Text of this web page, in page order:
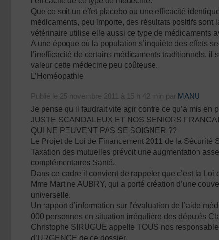
Que ce soit un effet placebo ou une efficacité
médicaments, peu importe, des résultats positifs sont
vétérinaire utilise elle aussi ce type de médicaments
A une époque où la population s’inquiète des effets
l’inefficacité de certains médicaments traditionnels, il
valeur cette médecine peu coûteuse.
L’Homéopathie
Publié le 25 novembre 2011 à 15 h 42 min par MANU
Je pense qu il faudrait vite agir contre ce qu’a mis en
JUSTE SCANDALEUX ET NOS SENIORS
QUI NE PEUVENT PAS SE SOIGNER ??
Le Projet de Loi de Financement 2011 de la Sécurité
Taxation des mutuelles prévoit une augmentation
complémentaires Santé.
Dans ce cadre il convient de rappeler que c’est la Loi
Mme Martine AUBRY, qui a porté création d’une
universelle.
Un rapport d’information sur l’évaluation de l’aide
000 personnes en situation irrégulière des députés
Christophe SIRUGUE appelle TOUS nos
d’URGENCE de ce dossier.